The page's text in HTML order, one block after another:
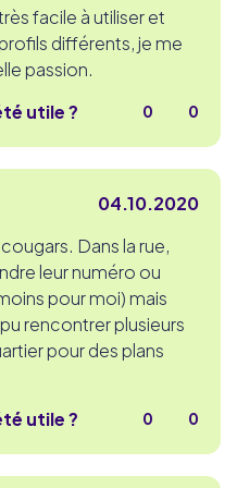
facile à utiliser et
différents, je me
passion.
utile ?
0 0
04.10.2020
Dans la rue,
leur numéro ou
pour moi) mais
rencontrer plusieurs
pour des plans
utile ?
0 0